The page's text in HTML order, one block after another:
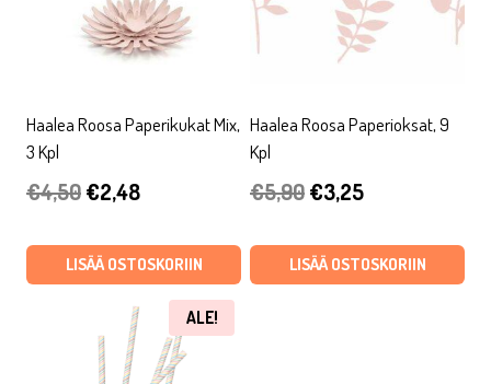
Haalea Roosa Paperikukat Mix,
3 Kpl
€4,50Alkuperäinen
oli:
€2,48Nykyinen
on:
€2,48.
LISÄÄ OSTOSKORIIN
Haalea Roosa Paperioksat, 9
Kpl
€5,90Alkuperäinen
oli:
€3,25Nykyinen
on:
LISÄÄ OSTOSKORIIN
ALE!